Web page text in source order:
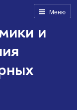
Меню
и